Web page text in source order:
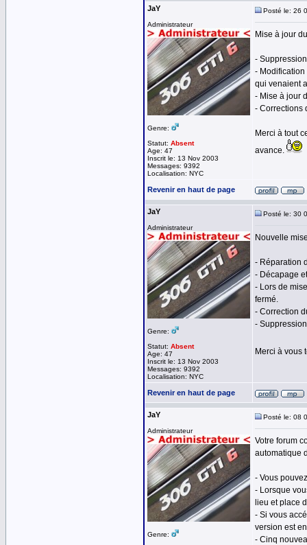
JaY
Administrateur
Genre:
Statut: Absent
Age: 47
Inscrit le: 13 Nov 2003
Messages: 9392
Localisation: NYC
Posté le: 26
Mise à jour
-
-
qui venaient
- Mise à jour
- Corrections
Merci à tout
avance.
Revenir en haut de page
JaY
Administrateur
Genre:
Statut: Absent
Age: 47
Inscrit le: 13 Nov 2003
Messages: 9392
Localisation: NYC
Posté le: 30
Nouvelle
- Réparation
- Décapage
- Lors de
fermé.
- Correction
-
Merci à vous
Revenir en haut de page
JaY
Administrateur
Genre:
Posté le: 08
Votre forum
automatique
- Vous
- Lorsque
lieu et place
- Si vous
version est
- Cinq